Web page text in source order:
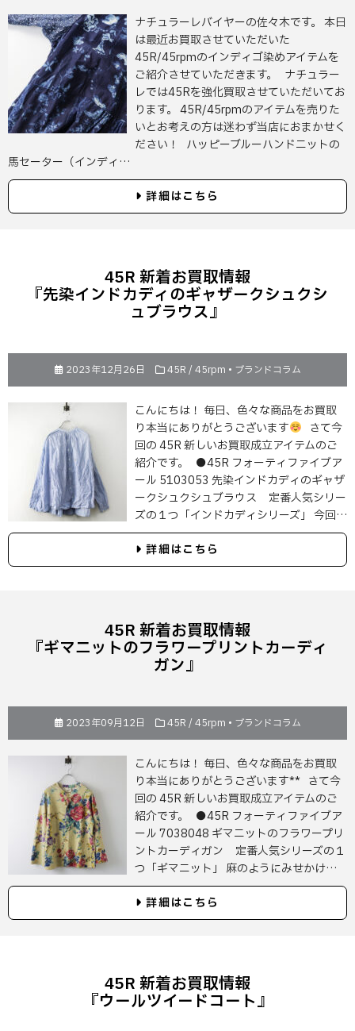
ナチュラーレバイヤーの佐々木です。 本日
は最近お買取させていただいた
45R/45rpmのインディゴ染めアイテムを
ご紹介させていただきます。 ナチュラー
レでは45Rを強化買取させていただいてお
ります。 45R/45rpmのアイテムを売りた
いとお考えの方は迷わず当店におまかせく
ださい！ ハッピーブルーハンドニットの
馬セーター（インディ…
詳細はこちら
45R 新着お買取情報
『先染インドカディのギャザークシュクシ
ュブラウス』
2023年12月26日 45R / 45rpm • ブランドコラム
こんにちは！ 毎日、色々な商品をお買取
り本当にありがとうございます
さて今
回の 45R 新しいお買取成立アイテムのご
紹介です。 ●45R フォーティファイブア
ール 5103053 先染インドカディのギャザ
ークシュクシュブラウス 定番人気シリー
ズの１つ「インドカディシリーズ」 今回…
詳細はこちら
45R 新着お買取情報
『ギマニットのフラワープリントカーディ
ガン』
2023年09月12日 45R / 45rpm • ブランドコラム
こんにちは！ 毎日、色々な商品をお買取
り本当にありがとうございます** さて今
回の 45R 新しいお買取成立アイテムのご
紹介です。 ●45R フォーティファイブア
ール 7038048 ギマニットのフラワープリ
ントカーディガン 定番人気シリーズの１
つ「ギマニット」 麻のようにみせかけ…
詳細はこちら
45R 新着お買取情報
『ウールツイードコート』